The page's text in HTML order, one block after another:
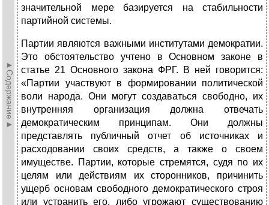
►Содержание►
значительной мере базируется на стабильности
партийной системы.
Партии являются важными институтами демократии.
Это обстоятельство учтено в Основном законе в
статье 21 Основного закона ФРГ. В ней говорится:
«Партии участвуют в формировании полити­ческой
воли народа. Они могут создаваться свободно, их
внутренняя организация дол­жна отвечать
демократическим принципам. Они должны
представлять публичный отчет об источниках и
расходовании своих средств, а также о своем
имуществе. Партии, которые стремятся, судя по их
целям или действиям их сторонников, причинить
ущерб основам свободного демократического строя
или устранить его, либо угрожают существованию